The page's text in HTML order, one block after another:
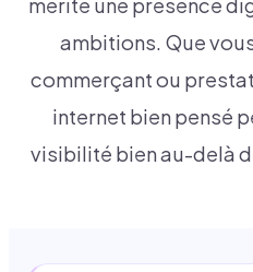
mérite une présence
ambitions. Que
commerçant ou
internet bien pensé
visibilité bien au-delà